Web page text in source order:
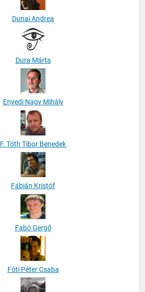
Dunai Andrea
Dura Márta
Enyedi Nagy Mihály
F. Tóth Tibor Benedek
Fábián Kristóf
Fabó Gergő
Fóti Péter Csaba